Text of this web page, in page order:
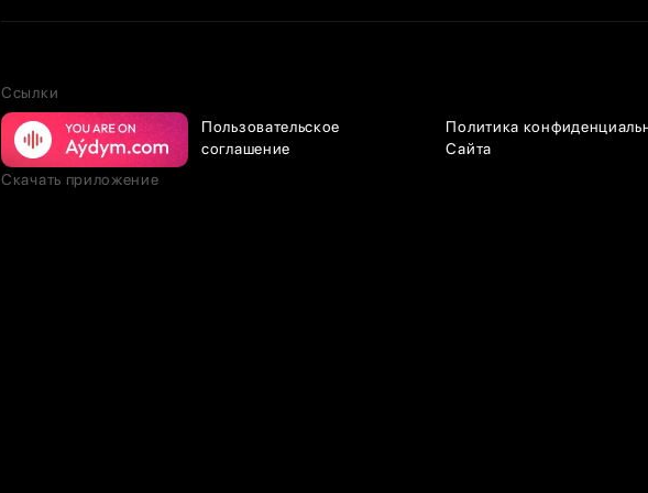
Ссылки
Пользовательское
соглашение
Политика
Сайта
Скачать приложение